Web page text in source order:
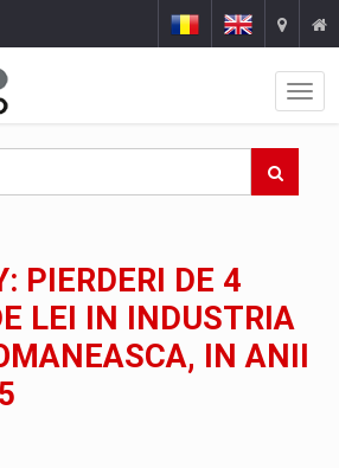
PIERDERI DE 4
LEI IN INDUSTRIA
IN ANII